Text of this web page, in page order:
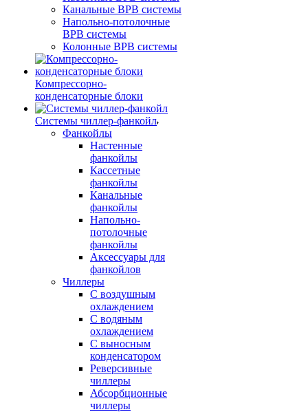
Канальные ВРВ системы
Напольно-потолочные
ВРВ системы
Колонные ВРВ системы
Компрессорно-
конденсаторные блоки
Системы чиллер-фанкойл
Фанкойлы
Настенные
фанкойлы
Кассетные
фанкойлы
Канальные
фанкойлы
Напольно-
потолочные
фанкойлы
Аксессуары для
фанкойлов
Чиллеры
С воздушным
охлаждением
С водяным
охлаждением
С выносным
конденсатором
Реверсивные
чиллеры
Абсорбционные
чиллеры